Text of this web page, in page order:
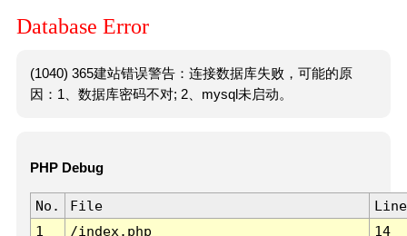
Database Error
(1040) 365建站错误警告：连接数据库失败，可能的原
因：1、数据库密码不对; 2、mysql未启动。
PHP Debug
No. File
Line
1
/index.php 14